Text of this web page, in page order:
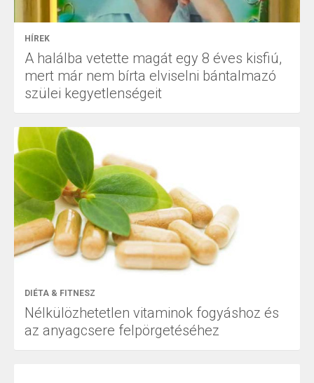
HÍREK
A halálba vetette magát egy 8 éves kisfiú,
mert már nem bírta elviselni bántalmazó
szülei kegyetlenségeit
DIÉTA & FITNESZ
Nélkülözhetetlen vitaminok fogyáshoz és
az anyagcsere felpörgetéséhez